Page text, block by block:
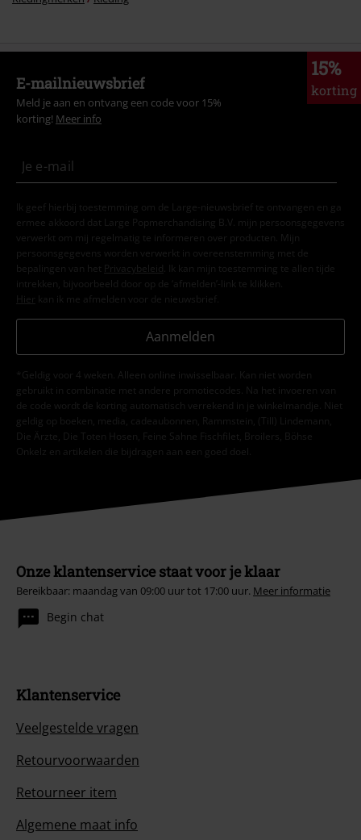
15%
korting
E-mailnieuwsbrief
Meld je aan en ontvang een code voor 15%
korting! Meer info
Ik geef hierbij toestemming om de Large-nieuwsbrief te ontvangen en ga
ermee akkoord dat Large Popmerchandising B.V. mijn persoonsgegevens
verwerkt om mij regelmatig te informeren over producten. Mijn
persoonsgegevens worden verwerkt in overeenstemming met de
bepalingen van het
Privacybeleid . Ik kan mijn toestemming te allen tijde
intrekken, bijvoorbeeld door op de ‘afmelden’-link te klikken.
Hier kan ik me afmelden voor de nieuwsbrief.
Aanmelden
*Geldig voor 4 weken. Alleen online inwisselbaar. Kan niet worden
gebruikt in combinatie met andere promotiecodes. Na het invoeren van
de code wordt de korting automatisch verrekend in je winkelmandje. Niet
geldig op boeken, media, cadeaubonnen, Rammstein, (Till) Lindemann,
Die Ärzte, Die Toten Hosen, Feine Sahne Fischfilet, Broilers, Böhse
Onkelz en artikelen die bijdragen aan een goed doel.
Onze klantenservice staat voor je klaar
Bereikbaar: maandag van 09:00 uur tot 17:00 uur. Meer informatie
Begin chat
Klantenservice
Veelgestelde vragen
Retourvoorwaarden
Retourneer item
Algemene maat info